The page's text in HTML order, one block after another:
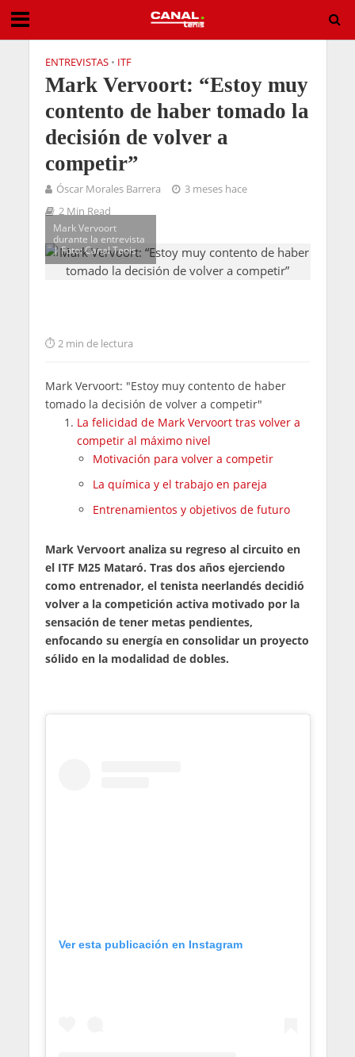
ENTREVISTAS • ITF
Mark Vervoort: “Estoy muy
contento de haber tomado la
decisión de volver a
competir”
Óscar Morales Barrera
3 meses hace
2 Min Read
Mark Vervoort
durante la entrevista
| Foto: Canal Tenis
2 min de lectura
Mark Vervoort: "Estoy muy contento de haber
tomado la decisión de volver a competir"
La felicidad de Mark Vervoort tras volver a
competir al máximo nivel
Motivación para volver a competir
La química y el trabajo en pareja
Entrenamientos y objetivos de futuro
Mark Vervoort analiza su regreso al circuito en
el ITF M25 Mataró. Tras dos años ejerciendo
como entrenador, el tenista neerlandés decidió
volver a la competición activa motivado por la
sensación de tener metas pendientes,
enfocando su energía en consolidar un proyecto
sólido en la modalidad de dobles.
Ver esta publicación en Instagram